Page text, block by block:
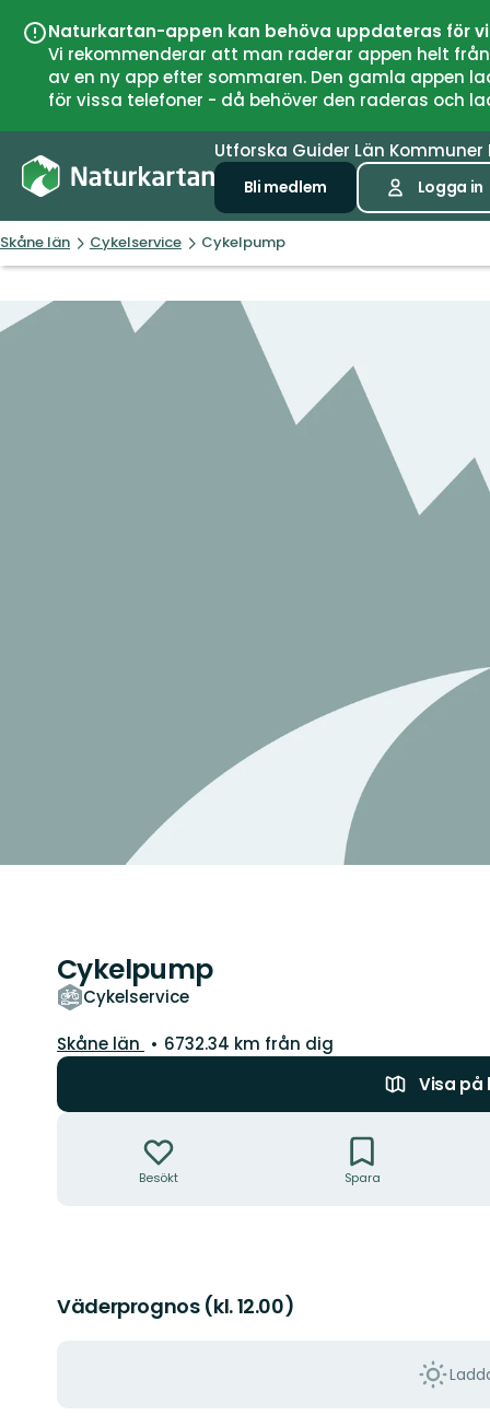
Naturkartan-appen kan behöva uppdateras för
Vi rekommenderar att man raderar appen helt
av en ny app efter sommaren. Den gamla
för vissa telefoner - då behöver den raderas och
Utforska Guider Län Kommuner
Bli medlem Logga in
Skåne län Cykelservice Cykelpump
Cykelpump
Cykelservice
Län:
Skåne län
6732.34 km från dig
Visa på
Besökt Spara
Väderprognos (kl. 12.00)